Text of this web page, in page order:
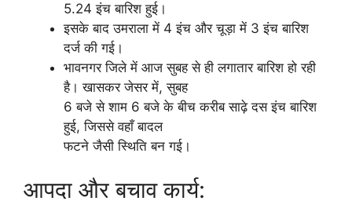
5.24 इंच बारिश हुई।
इसके बाद उमराला में 4 इंच और चूड़ा में 3 इंच बारिश
दर्ज की गई।
भावनगर जिले में आज सुबह से ही लगातार बारिश हो रही
है। खासकर जेसर में, सुबह
6 बजे से शाम 6 बजे के बीच करीब साढ़े दस इंच बारिश
हुई, जिससे वहाँ बादल
फटने जैसी स्थिति बन गई।
आपदा और बचाव कार्य: